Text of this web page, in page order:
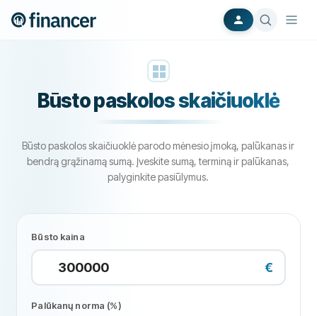
Būsto paskolos skaičiuoklė
Būsto paskolos skaičiuoklė parodo mėnesio įmoką, palūkanas ir
bendrą grąžinamą sumą. Įveskite sumą, terminą ir palūkanas,
palyginkite pasiūlymus.
Būsto kaina
€
Palūkanų norma (%)